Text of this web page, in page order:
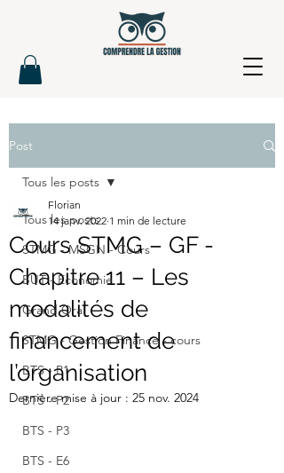
Post
Tous les posts
STMG - MSGN - Cours
BUT - Economie
Grand Oral
STMG - Gestion Finance - cours
BTS - P1
BTS - P2
BTS - P3
BTS - E6
Tous les posts
Cours STMG – GF -
Chapitre 11 – Les
modalités de
financement de
l’organisation
Florian
14 janv. 2022 1 min de lecture
Dernière mise à jour : 25 nov. 2024